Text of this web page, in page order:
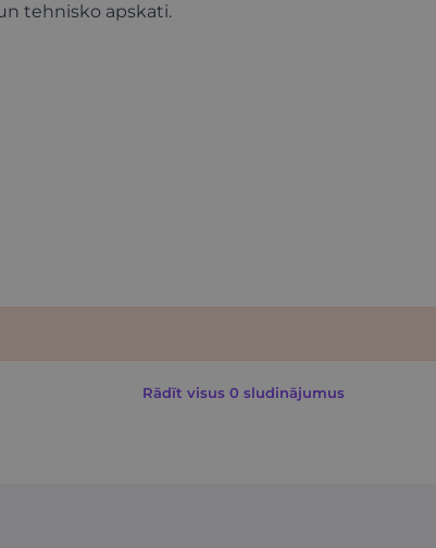
tehnisko apskati.
Rādīt visus 0 sludinājumus